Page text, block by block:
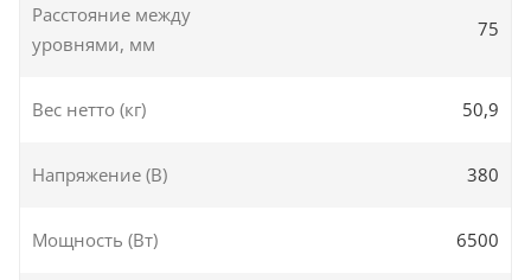
Расстояние между
уровнями, мм
75
Вес нетто (кг) 50,9
Напряжение (В) 380
Мощность (Вт) 6500